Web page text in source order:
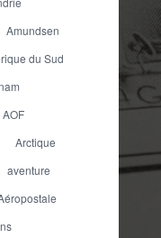
Amundsen
du Sud
AOF
Arctique
aventure